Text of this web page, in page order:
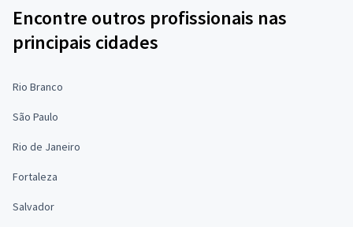
Encontre outros profissionais nas
principais cidades
Rio Branco
São Paulo
Rio de Janeiro
Fortaleza
Salvador